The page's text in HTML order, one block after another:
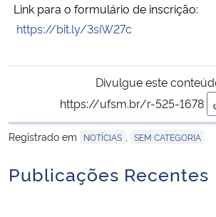
Link para o formulário de inscrição:
https://bit.ly/3siW27c
Divulgue este
https://ufsm.br/r-525-1678
Registrado em
NOTÍCIAS SEM CATEGORIA
Publicações Recentes